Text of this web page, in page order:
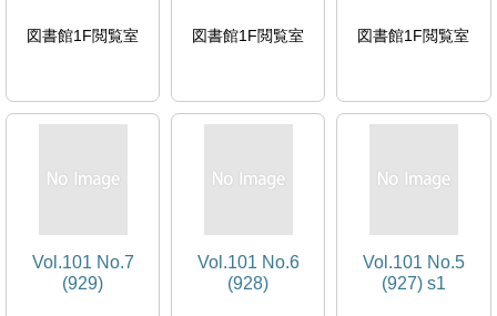
図書館1F閲覧室 図書館1F閲覧室 図書館1F閲覧室
Vol.101 No.7
(929)
Vol.101 No.6
(928)
Vol.101 No.5
(927) s1